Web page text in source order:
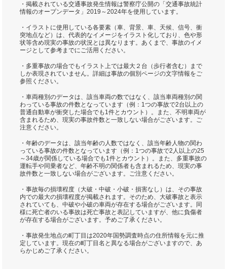
・掲載されている交通事故発生情報は警察庁公開の「交通事故統計
情報のオープンデータ」2019～2024年を使用しています。
・イラストに使用している各要素（車、背景、車、天候、信号、衝
突地点など）は、代表的なイメージをイラスト化しており、色や形
状等含め現実の事故の状況とは異なります。あくまで、事故のイメ
ージとして参考までにご活用ください。
・多重事故の場合でもイラスト上では最大２台（歩行者含む）まで
しか表現されていません。詳細は事故の個別ページの文字情報をご
参照ください。
・車両種別のデータは、該当車両の数ではなく、該当車両種別の関
わっている事故の件数となっています（例：1つの事故で2台以上の
普通自動車が衝突した場合でも1件とカウント）。また、不明車両が
含まれるため、現実の事故件数と一致しない場合がございます。ご
注意ください。
・年齢のデータは、該当年齢の人数ではなく、該当年齢人物の関わ
っている事故の件数となっています（例：1つの事故で2人以上の25
～34歳が関係している場合でも1件とカウント）。また、多重事故の
運転手や同乗者など、年齢不明の関係者も含まれるため、現実の事
故件数と一致しない場合がございます。ご注意ください。
・事故毎の損壊程度（大破・中破・小破・損害なし）は、その事故
内での最大の損壊程度が掲載されます。そのため、大破事故と表示
されていても、中破や小破の車両が存在する場合がございます。同
様に死亡者のいる事故は死亡事故と表記していますが、他に負傷者
が存在する場合がございます。予めご了承ください。
・事故発生地点の町丁目は2020年国勢調査時点の住所情報を元に推
定しています。現在の町丁目名と異なる場合がございますので、あ
らかじめご了承ください。